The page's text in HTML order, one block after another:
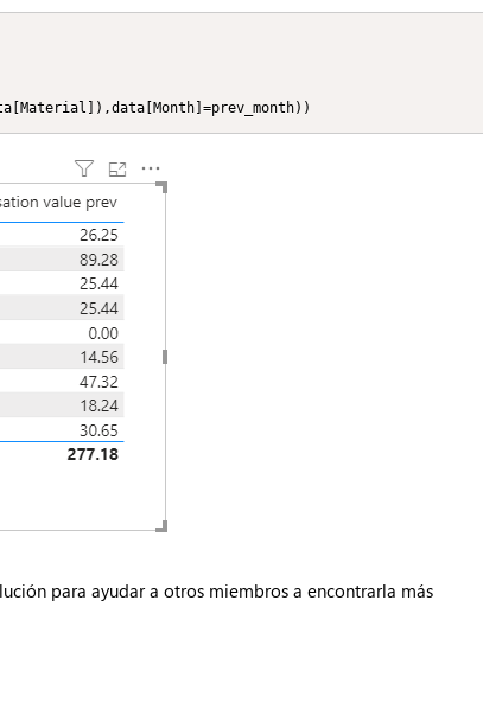
para ayudar a otros miembros a encontrarla más